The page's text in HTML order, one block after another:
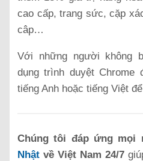
cao cấp, trang sức, cặp
câp…
Với những người không
dụng trình duyệt Chrome
tiếng Anh hoặc tiếng Việt
Chúng tôi đáp ứng mọi
Nhật về Việt Nam 24/7